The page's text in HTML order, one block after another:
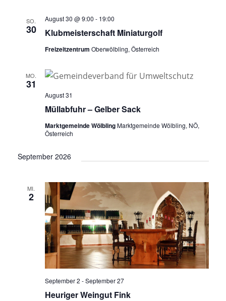
SO.
30 Klubmeisterschaft Miniaturgolf
August 30 @ 9:00 - 19:00
Freizeitzentrum Oberwölbling, Österreich
MO.
31
Müllabfuhr – Gelber Sack
August 31
Marktgemeinde WölblingMarktgemeinde Wölbling, NÖ,
Österreich
September 2026
MI.
2
Heuriger Weingut Fink
September 2 -September 27